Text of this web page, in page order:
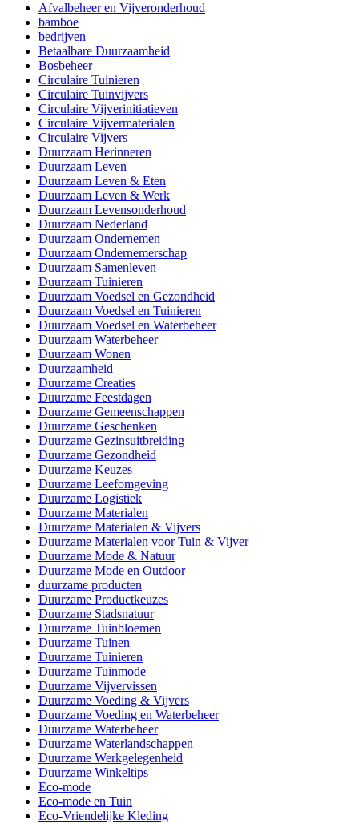
Afvalbeheer en Vijveronderhoud
bamboe
bedrijven
Betaalbare Duurzaamheid
Bosbeheer
Circulaire Tuinieren
Circulaire Tuinvijvers
Circulaire Vijverinitiatieven
Circulaire Vijvermaterialen
Circulaire Vijvers
Duurzaam Herinneren
Duurzaam Leven
Duurzaam Leven & Eten
Duurzaam Leven & Werk
Duurzaam Levensonderhoud
Duurzaam Nederland
Duurzaam Ondernemen
Duurzaam Ondernemerschap
Duurzaam Samenleven
Duurzaam Tuinieren
Duurzaam Voedsel en Gezondheid
Duurzaam Voedsel en Tuinieren
Duurzaam Voedsel en Waterbeheer
Duurzaam Waterbeheer
Duurzaam Wonen
Duurzaamheid
Duurzame Creaties
Duurzame Feestdagen
Duurzame Gemeenschappen
Duurzame Geschenken
Duurzame Gezinsuitbreiding
Duurzame Gezondheid
Duurzame Keuzes
Duurzame Leefomgeving
Duurzame Logistiek
Duurzame Materialen
Duurzame Materialen & Vijvers
Duurzame Materialen voor Tuin & Vijver
Duurzame Mode & Natuur
Duurzame Mode en Outdoor
duurzame producten
Duurzame Productkeuzes
Duurzame Stadsnatuur
Duurzame Tuinbloemen
Duurzame Tuinen
Duurzame Tuinieren
Duurzame Tuinmode
Duurzame Vijvervissen
Duurzame Voeding & Vijvers
Duurzame Voeding en Waterbeheer
Duurzame Waterbeheer
Duurzame Waterlandschappen
Duurzame Werkgelegenheid
Duurzame Winkeltips
Eco-mode
Eco-mode en Tuin
Eco-Vriendelijke Kleding